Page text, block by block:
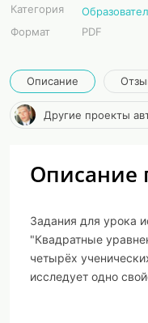
Категория
Формат
PDF
Описание
Другие проекты
Описание
Задания для урока
"Квадратные
четырёх
исследует одно